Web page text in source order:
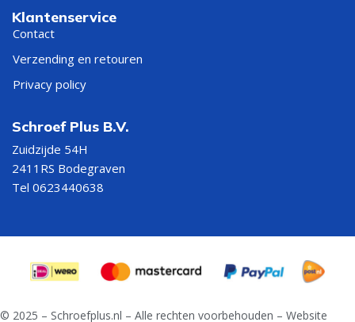
Klantenservice
Contact
Verzending en retouren
Privacy policy
Schroef Plus B.V.
Zuidzijde 54H
2411RS Bodegraven
Tel 0623440638
© 2025 – Schroefplus.nl – Alle rechten voorbehouden – Website